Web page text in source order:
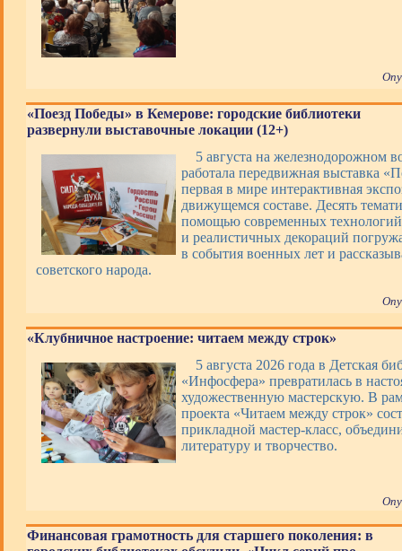
«Поезд Победы» в Кемерове: городские библиотеки
развернули выставочные локации (12+)
5 августа на железнодорожном
работала передвижная выставка
первая в мире интерактивная
движущемся составе. Десять
помощью современных
и реалистичных декораций
в события военных лет и
советского народа.
«Клубничное настроение: читаем между строк»
5 августа 2026 года в Детская
«Инфосфера» превратилась в
художественную мастерскую. В
проекта «Читаем между строк»
прикладной мастер-класс,
литературу и творчество.
Финансовая грамотность для старшего поколения: в